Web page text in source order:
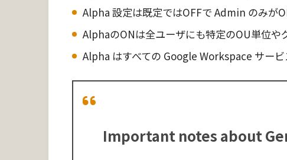
Alpha 設定は既定ではOFFで Admin のみが
AlphaのONは全ユーザにも特定のOU単位や
Alpha はすべての Google Workspace サー
Important notes about